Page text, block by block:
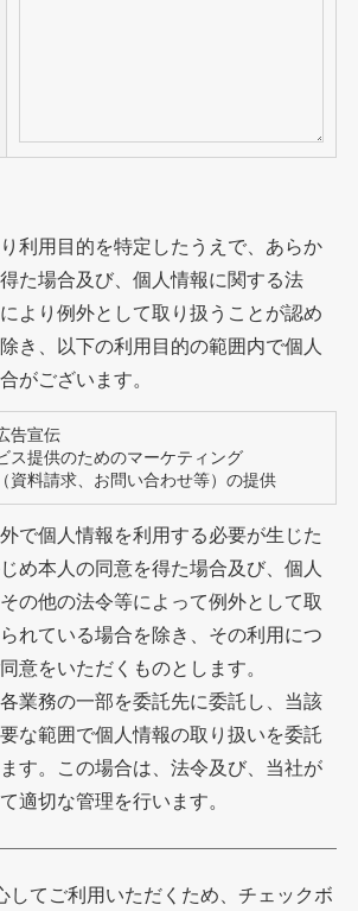
利用目的を特定したうえで、あらか
た場合及び、個人情報に関する法
より例外として取り扱うことが認め
き、以下の利用目的の範囲内で個人
がございます。
告宣伝
ス提供のためのマーケティング
資料請求、お問い合わせ等）の提供
で個人情報を利用する必要が生じた
め本人の同意を得た場合及び、個人
の他の法令等によって例外として取
れている場合を除き、その利用につ
意をいただくものとします。
業務の一部を委託先に委託し、当該
な範囲で個人情報の取り扱いを委託
す。この場合は、法令及び、当社が
適切な管理を行います。
してご利用いただくため、チェックボ